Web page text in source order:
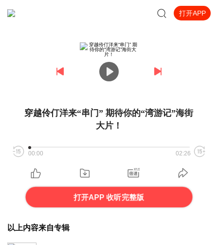
打开APP
穿越伶仃洋来“串门” 期待你的“湾游记”海街
大片！
00:00 02:26
打开APP 收听完整版
以上内容来自专辑